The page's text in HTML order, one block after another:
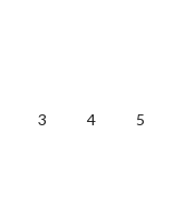
3 4
5